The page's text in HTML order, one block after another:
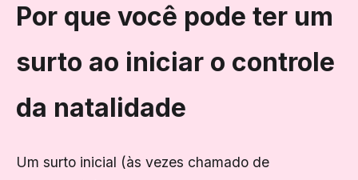
Por que você pode ter um
surto ao iniciar o controle
da natalidade
Um surto inicial (às vezes chamado de